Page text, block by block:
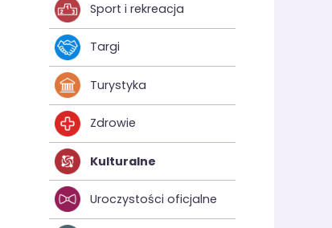
Sport i rekreacja
Targi
Turystyka
Zdrowie
Kulturalne
Uroczystości oficjalne